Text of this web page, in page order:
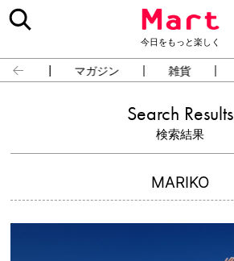
今日をもっと楽しく
占い マガジン 雑貨
Search Results
検索結果
MARIKO